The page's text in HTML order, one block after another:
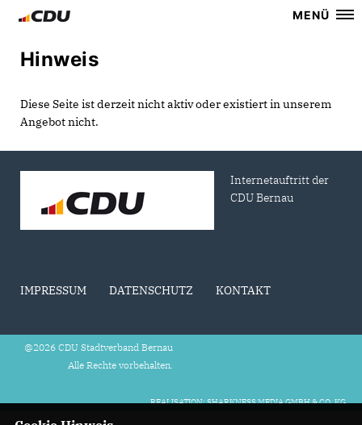
MENÜ
Hinweis
Diese Seite ist derzeit nicht aktiv oder existiert in unserem
Angebot nicht.
Internetauftritt der
CDU Bernau
IMPRESSUM DATENSCHUTZ KONTAKT
@2026 CDU Stadtverband Bernau
Alle Rechte vorbehalten.
REALISATION: SHARKNESS MEDIA GMBH & CO. KG